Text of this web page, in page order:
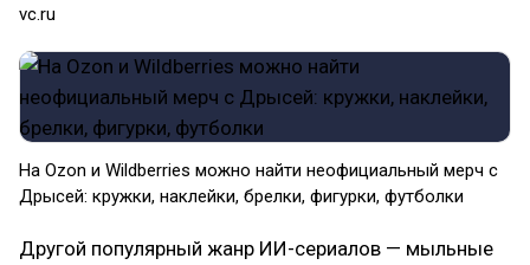
vc.ru
На Ozon и Wildberries можно найти неофициальный мерч с
Дрысей: кружки, наклейки, брелки, фигурки, футболки
Другой популярный жанр ИИ-сериалов — мыльные